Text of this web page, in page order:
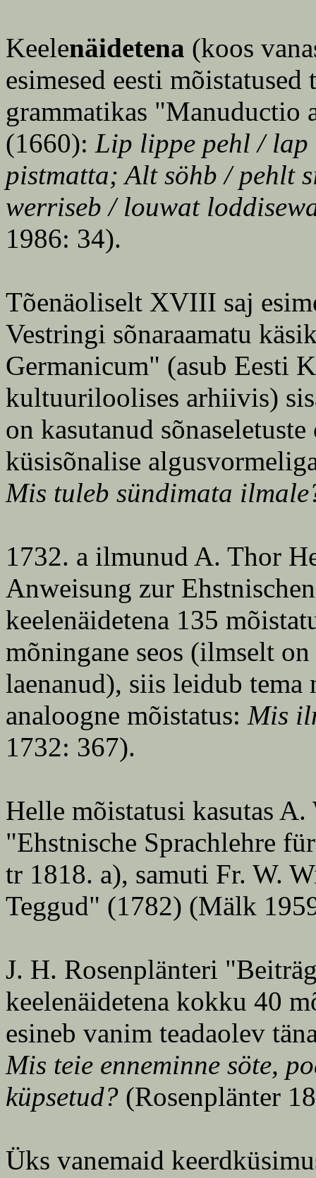
Keelenäidetena (koos
esimesed eesti
grammatikas "Manuductio
(1660): Lip lippe pehl /
pistmatta; Alt söhb / pehlt
werriseb / louwat
1986: 34).
Tõenäoliselt XVIII saj
Vestringi sõnaraamatu
Germanicum" (asub Eesti
kultuuriloolises arhiivis)
on kasutanud
küsisõnalise
Mis tuleb sündimata
1732. a ilmunud A. Thor
Anweisung zur
keelenäidetena 135
mõningane seos (ilmselt
laenanud), siis leidub tema
analoogne mõistatus: Mis
1732: 367).
Helle mõistatusi kasutas
"Ehstnische Sprachlehre
tr 1818. a), samuti Fr. W.
Teggud" (1782) (Mälk
J. H. Rosenplänteri
keelenäidetena kokku 40
esineb vanim teadaolev
Mis teie enneminne söte,
küpsetud? (Rosenplänter
Üks vanemaid